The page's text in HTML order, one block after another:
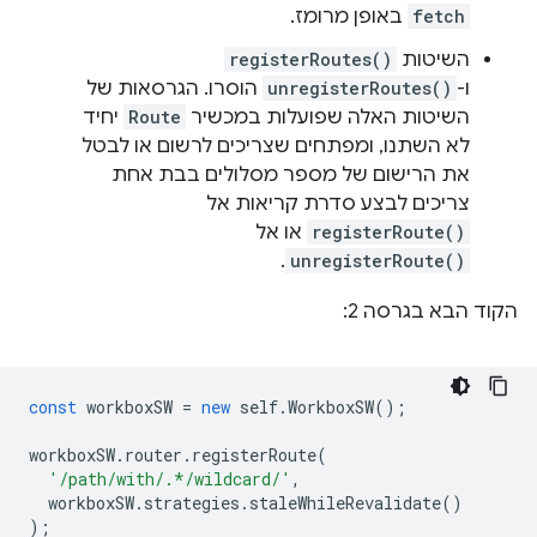
fetch באופן מרומז.
השיטות registerRoutes()
ו- unregisterRoutes() הוסרו. הגרסאות של
השיטות האלה שפועלות במכשיר Route יחיד
לא השתנו, ומפתחים שצריכים לרשום או לבטל
את הרישום של מספר מסלולים בבת אחת
צריכים לבצע סדרת קריאות אל
registerRoute() או אל
unregisterRoute()
.
הקוד הבא בגרסה 2:
const workboxSW = new self.WorkboxSW();
workboxSW. router . registerRoute(
'/path/with/.*/wildcard/' ,
workboxSW. strategies . staleWhileRevalidate()
);